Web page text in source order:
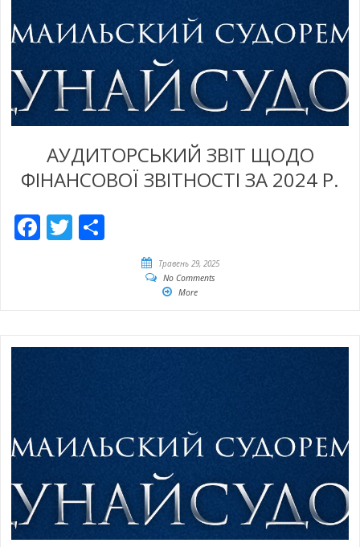
АУДИТОРСЬКИЙ ЗВІТ ЩОДО
ФІНАНСОВОЇ ЗВІТНОСТІ ЗА 2024 Р.
Facebook
Twitter
Травень 29, 2025
No Comments
More